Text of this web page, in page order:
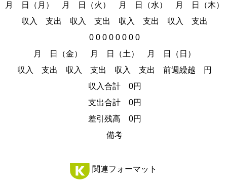
月 日（月） 月 日（火） 月 日（水） 月 日（木）
収入 支出 収入 支出 収入 支出 収入 支出
0 0 0 0 0 0 0 0
月 日（金） 月 日（土） 月 日（日）
収入 支出 収入 支出 収入 支出 前週繰越 円
収入合計 0円
支出合計 0円
差引残高 0円
備考
関連フォーマット